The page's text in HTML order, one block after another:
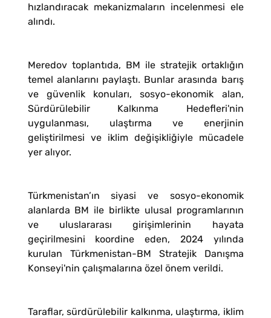
hızlandıracak mekanizmaların incelenmesi ele
alındı.
Meredov toplantıda, BM ile stratejik ortaklığın
temel alanlarını paylaştı. Bunlar arasında barış
ve güvenlik konuları, sosyo-ekonomik alan,
Sürdürülebilir Kalkınma Hedefleri'nin
uygulanması, ulaştırma ve enerjinin
geliştirilmesi ve iklim değişikliğiyle mücadele
yer alıyor.
Türkmenistan’ın siyasi ve sosyo-ekonomik
alanlarda BM ile birlikte ulusal programlarının
ve uluslararası girişimlerinin hayata
geçirilmesini koordine eden, 2024 yılında
kurulan Türkmenistan-BM Stratejik Danışma
Konseyi'nin çalışmalarına özel önem verildi.
Taraflar, sürdürülebilir kalkınma, ulaştırma, iklim